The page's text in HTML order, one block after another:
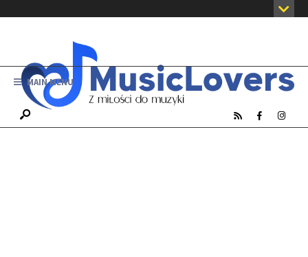
MAIN MENU